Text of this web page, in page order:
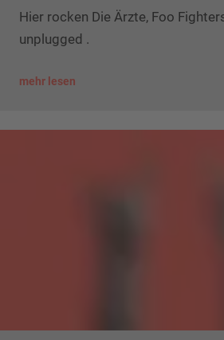
Hier rocken Die Ärzte, Foo
unplugged .
mehr lesen